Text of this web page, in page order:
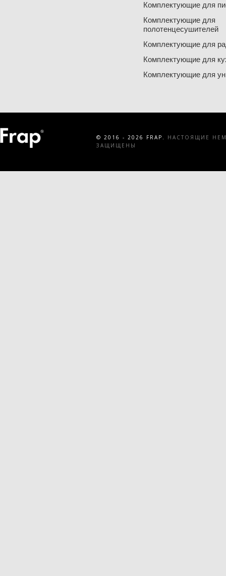
Комплектующие для
Комплектующие для
полотенцесушителей
Комплектующие для
Комплектующие для
Комплектующие для
© 2016 - 2026 FRAP.
НАСТОЯЩИЕ
ЗАЩИЩЕНЫ